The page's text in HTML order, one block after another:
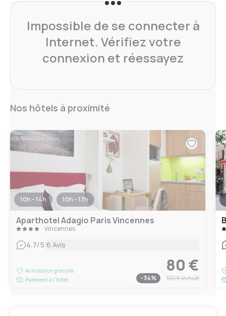
Impossible de se connecter à
Internet. Vérifiez votre
connexion et réessayez
Nos hôtels à proximité
10h - 14h 10h - 17h
Aparthotel Adagio Paris Vincennes
Vincennes
4.7/5 6 Avis
Annulation gratuite
Paiement à l'hôtel
80 €
-34% 120 €la nuit